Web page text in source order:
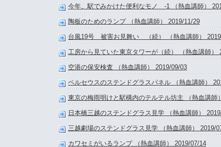
今年、駅でみかけた便利なモノ -1 （熱血講師）
陶板のためのランプ （熱血講師） 2019/11/29
台風19号 被害お見舞い （続） （熱血講師）
工房から見ていた東京タワーが（続） （熱血講師）
空港の保安検査 （熱血講師） 2019/09/03
ペルセウスのステンドグラスパネル （熱血講師）
東京の梅雨明けと駅構内のテルテル坊主 （熱血講師
日本橋三越のステンドグラス見学 （熱血講師）
三越劇場のステンドグラス見学 （熱血講師） 2019/
カワセミがいるランプ （熱血講師） 2019/07/14